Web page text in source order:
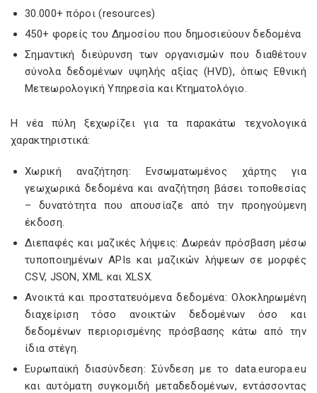
30.000+ πόροι (resources)
450+ φορείς του Δημοσίου που δημοσιεύουν δεδομένα
Σημαντική διεύρυνση των οργανισμών που διαθέτουν
σύνολα δεδομένων υψηλής αξίας (HVD), όπως Εθνική
Μετεωρολογική Υπηρεσία και Κτηματολόγιο.
Η νέα πύλη ξεχωρίζει για τα παρακάτω τεχνολογικά
χαρακτηριστικά:
Χωρική αναζήτηση: Ενσωματωμένος χάρτης για
γεωχωρικά δεδομένα και αναζήτηση βάσει τοποθεσίας
– δυνατότητα που απουσίαζε από την προηγούμενη
έκδοση.
Διεπαφές και μαζικές λήψεις: Δωρεάν πρόσβαση μέσω
τυποποιημένων APIs και μαζικών λήψεων σε μορφές
CSV, JSON, XML και XLSX.
Ανοικτά και προστατευόμενα δεδομένα: Ολοκληρωμένη
διαχείριση τόσο ανοικτών δεδομένων όσο και
δεδομένων περιορισμένης πρόσβασης κάτω από την
ίδια στέγη.
Ευρωπαϊκή διασύνδεση: Σύνδεση με το data.europa.eu
και αυτόματη συγκομιδή μεταδεδομένων, εντάσσοντας